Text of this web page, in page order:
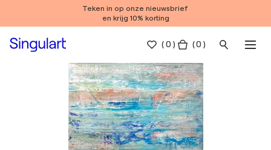
Teken in op onze nieuwsbrief
en krijg 10% korting
(0 ) ( 0 )